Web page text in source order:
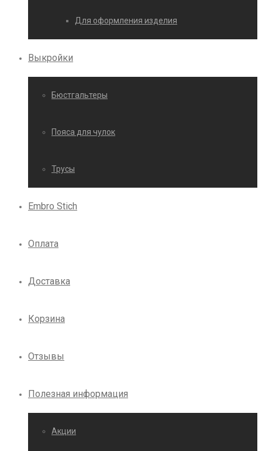
Для оформления изделия
Выкройки
Бюстгальтеры
Пояса для чулок
Трусы
Embro Stich
Оплата
Доставка
Корзина
Отзывы
Полезная информация
Акции